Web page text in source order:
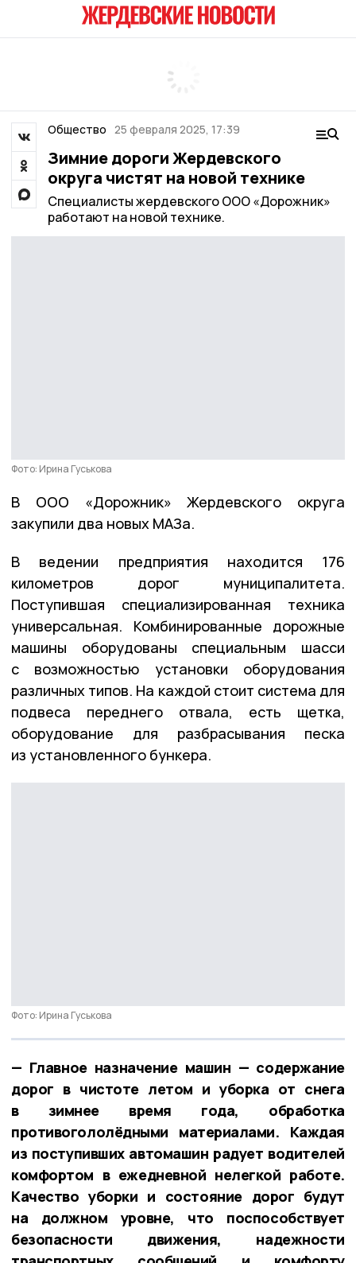
Общество 25 февраля 2025, 17:39
Зимние дороги Жердевского
округа чистят на новой технике
Специалисты жердевского ООО «Дорожник»
работают на новой технике.
Фото: Ирина Гуськова
В ООО «Дорожник» Жердевского округа
закупили два новых МАЗа.
В ведении предприятия находится 176
километров дорог муниципалитета.
Поступившая специализированная техника
универсальная. Комбинированные дорожные
машины оборудованы специальным шасси
с возможностью установки оборудования
различных типов. На каждой стоит система для
подвеса переднего отвала, есть щетка,
оборудование для разбрасывания песка
из установленного бункера.
Фото: Ирина Гуськова
— Главное назначение машин — содержание
дорог в чистоте летом и уборка от снега
в зимнее время года, обработка
противогололёдными материалами. Каждая
из поступивших автомашин радует водителей
комфортом в ежедневной нелегкой работе.
Качество уборки и состояние дорог будут
на должном уровне, что поспособствует
безопасности движения, надежности